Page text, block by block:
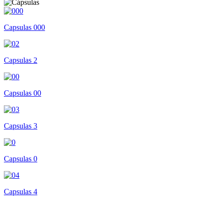
Capsulas 000
Capsulas 2
Capsulas 00
Capsulas 3
Capsulas 0
Capsulas 4